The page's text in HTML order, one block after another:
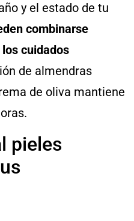
y el estado de tu
combinarse
cuidados
de almendras
de oliva mantiene
pieles